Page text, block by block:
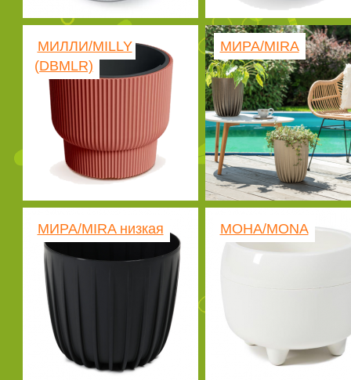
МИЛЛИ/MILLY
(DBMLR)
МИРА/MIRA
МИРА/MIRA низкая МОНА/MONA